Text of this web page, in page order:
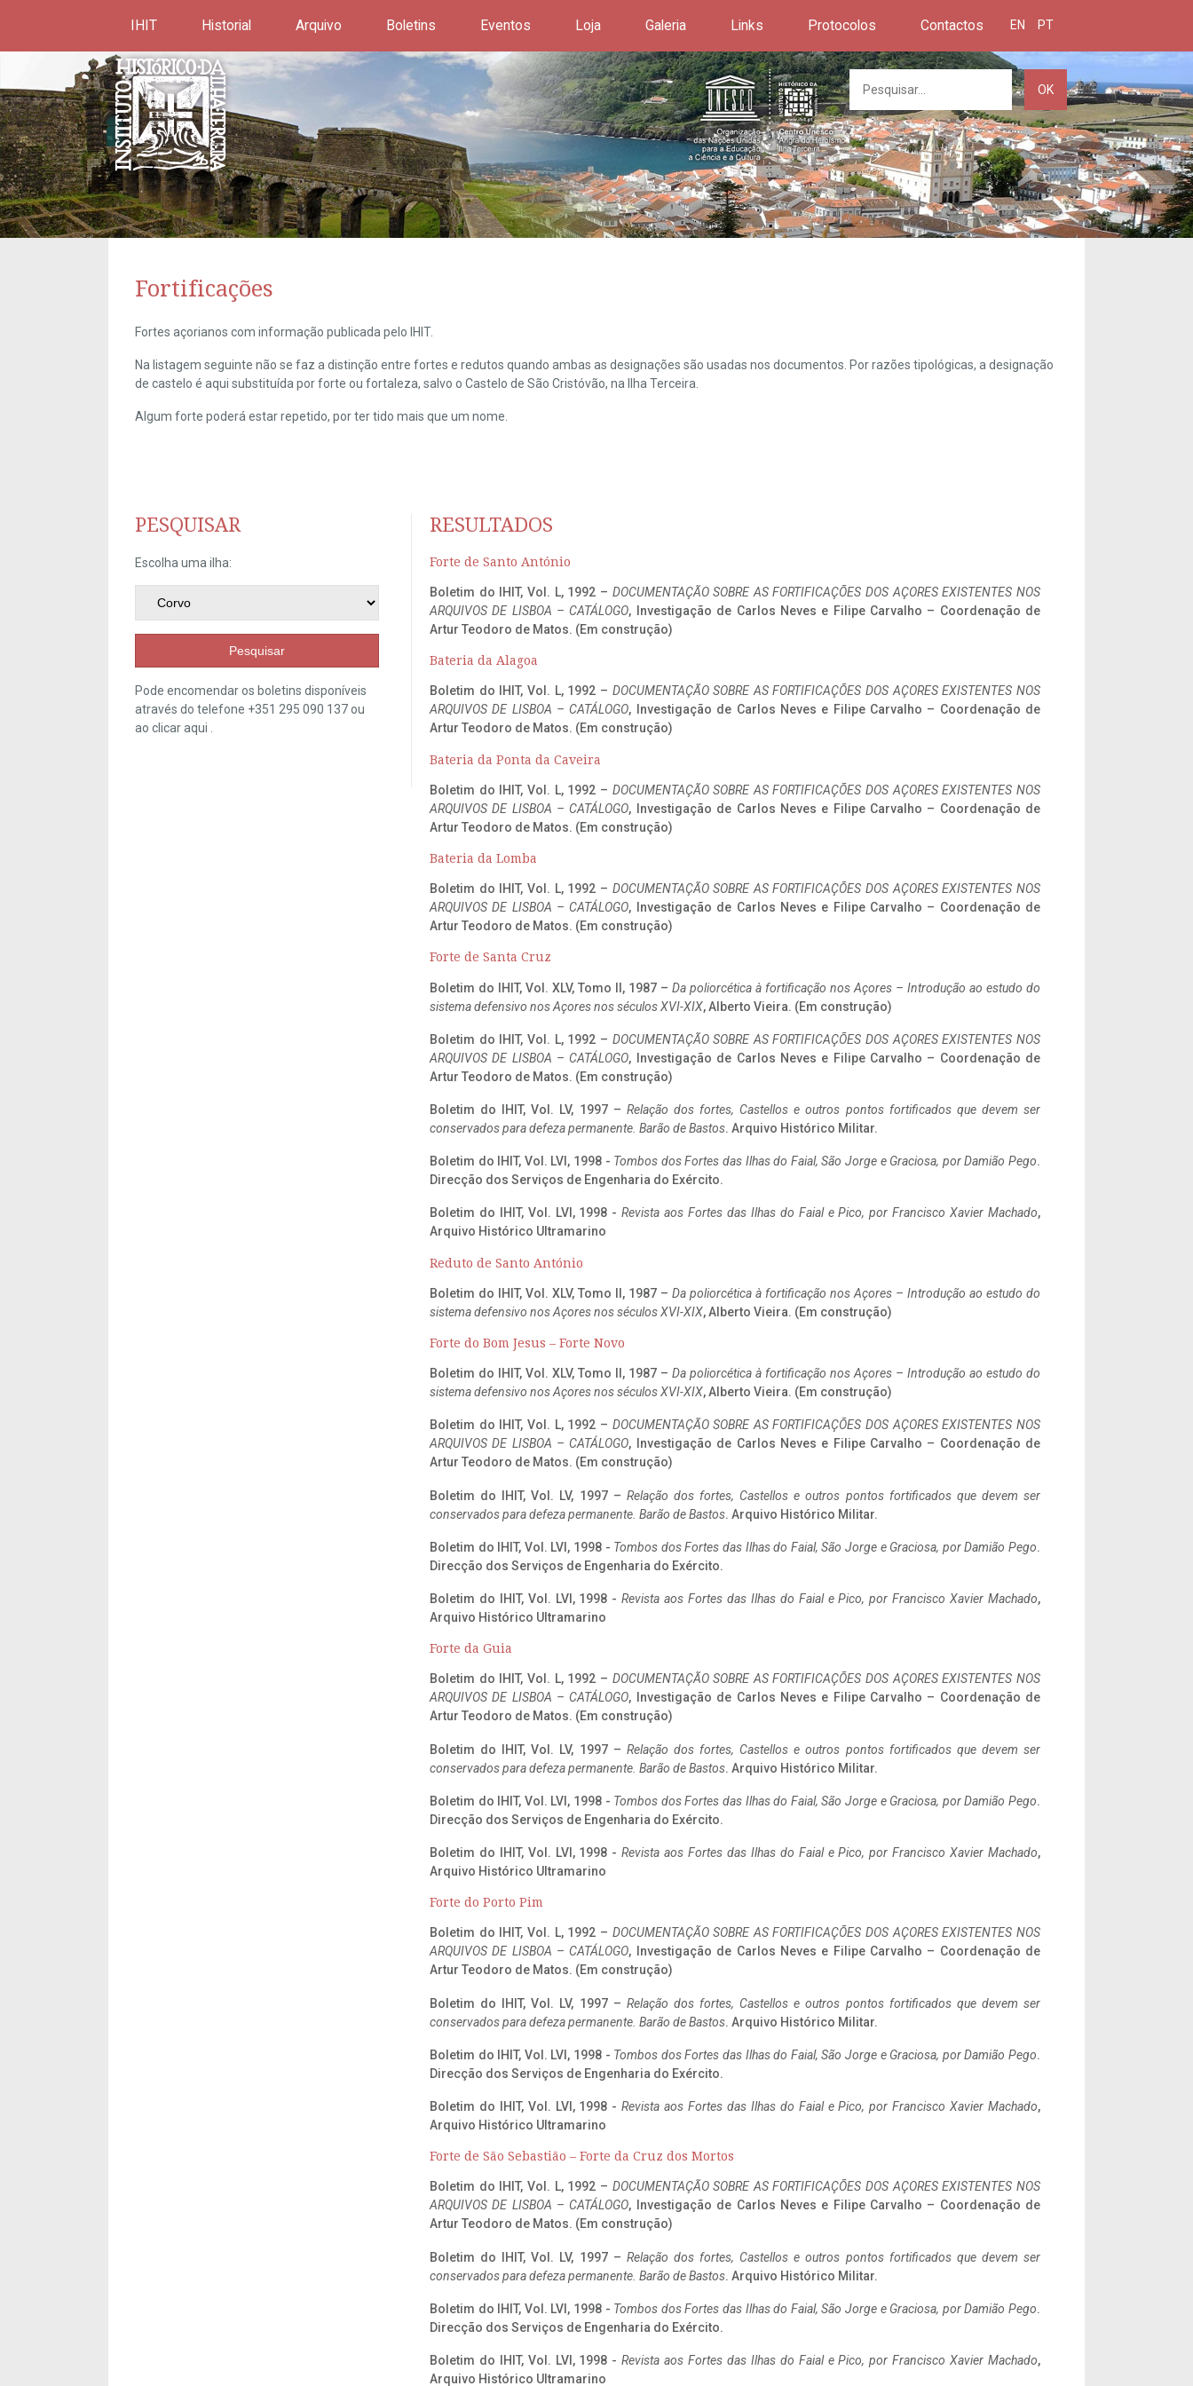
IHIT Historial Arquivo Boletins Eventos Loja Galeria Links Protocolos Contactos EN PT
OK
Fortificações
Fortes açorianos com informação publicada pelo IHIT.
Na listagem seguinte não se faz a distinção entre fortes e redutos quando ambas as designações são usadas nos documentos. Por razões tipológicas, a designação
de castelo é aqui substituída por forte ou fortaleza, salvo o Castelo de São Cristóvão, na Ilha Terceira.
Algum forte poderá estar repetido, por ter tido mais que um nome.
PESQUISAR
Escolha uma ilha:
Pesquisar
Pode encomendar os boletins disponíveis
através do telefone +351 295 090 137 ou
ao clicaraqui
RESULTADOS
Forte de Santo António
Boletim do IHIT, Vol. L, 1992 – DOCUMENTAÇÃO SOBRE AS FORTIFICAÇÕES DOS AÇORES EXISTENTES NOS
ARQUIVOS DE LISBOA – CATÁLOGO, Investigação de Carlos Neves e Filipe Carvalho – Coordenação de
Artur Teodoro de Matos. (Em construção)
Bateria da Alagoa
Boletim do IHIT, Vol. L, 1992 – DOCUMENTAÇÃO SOBRE AS FORTIFICAÇÕES DOS AÇORES EXISTENTES NOS
ARQUIVOS DE LISBOA – CATÁLOGO, Investigação de Carlos Neves e Filipe Carvalho – Coordenação de
Artur Teodoro de Matos. (Em construção)
Bateria da Ponta da Caveira
Boletim do IHIT, Vol. L, 1992 – DOCUMENTAÇÃO SOBRE AS FORTIFICAÇÕES DOS AÇORES EXISTENTES NOS
ARQUIVOS DE LISBOA – CATÁLOGO, Investigação de Carlos Neves e Filipe Carvalho – Coordenação de
Artur Teodoro de Matos. (Em construção)
Bateria da Lomba
Boletim do IHIT, Vol. L, 1992 – DOCUMENTAÇÃO SOBRE AS FORTIFICAÇÕES DOS AÇORES EXISTENTES NOS
ARQUIVOS DE LISBOA – CATÁLOGO, Investigação de Carlos Neves e Filipe Carvalho – Coordenação de
Artur Teodoro de Matos. (Em construção)
Forte de Santa Cruz
Boletim do IHIT, Vol. XLV, Tomo II, 1987 – Da poliorcética à fortificação nos Açores – Introdução ao estudo do
sistema defensivo nos Açores nos séculos XVI-XIX, Alberto Vieira. (Em construção)
Boletim do IHIT, Vol. L, 1992 – DOCUMENTAÇÃO SOBRE AS FORTIFICAÇÕES DOS AÇORES EXISTENTES NOS
ARQUIVOS DE LISBOA – CATÁLOGO, Investigação de Carlos Neves e Filipe Carvalho – Coordenação de
Artur Teodoro de Matos. (Em construção)
Boletim do IHIT, Vol. LV, 1997 – Relação dos fortes, Castellos e outros pontos fortificados que devem ser
conservados para defeza permanente. Barão de Bastos. Arquivo Histórico Militar.
Boletim do IHIT, Vol. LVI, 1998 - Tombos dos Fortes das Ilhas do Faial, São Jorge e Graciosa, por Damião Pego.
Direcção dos Serviços de Engenharia do Exército.
Boletim do IHIT, Vol. LVI, 1998 -Revista aos Fortes das Ilhas do Faial e Pico, por Francisco Xavier Machado,
Arquivo Histórico Ultramarino
Reduto de Santo António
Boletim do IHIT, Vol. XLV, Tomo II, 1987 – Da poliorcética à fortificação nos Açores – Introdução ao estudo do
sistema defensivo nos Açores nos séculos XVI-XIX, Alberto Vieira. (Em construção)
Forte do Bom Jesus – Forte Novo
Boletim do IHIT, Vol. XLV, Tomo II, 1987 – Da poliorcética à fortificação nos Açores – Introdução ao estudo do
sistema defensivo nos Açores nos séculos XVI-XIX, Alberto Vieira. (Em construção)
Boletim do IHIT, Vol. L, 1992 – DOCUMENTAÇÃO SOBRE AS FORTIFICAÇÕES DOS AÇORES EXISTENTES NOS
ARQUIVOS DE LISBOA – CATÁLOGO, Investigação de Carlos Neves e Filipe Carvalho – Coordenação de
Artur Teodoro de Matos. (Em construção)
Boletim do IHIT, Vol. LV, 1997 – Relação dos fortes, Castellos e outros pontos fortificados que devem ser
conservados para defeza permanente. Barão de Bastos. Arquivo Histórico Militar.
Boletim do IHIT, Vol. LVI, 1998 - Tombos dos Fortes das Ilhas do Faial, São Jorge e Graciosa, por Damião Pego.
Direcção dos Serviços de Engenharia do Exército.
Boletim do IHIT, Vol. LVI, 1998 -Revista aos Fortes das Ilhas do Faial e Pico, por Francisco Xavier Machado,
Arquivo Histórico Ultramarino
Forte da Guia
Boletim do IHIT, Vol. L, 1992 – DOCUMENTAÇÃO SOBRE AS FORTIFICAÇÕES DOS AÇORES EXISTENTES NOS
ARQUIVOS DE LISBOA – CATÁLOGO, Investigação de Carlos Neves e Filipe Carvalho – Coordenação de
Artur Teodoro de Matos. (Em construção)
Boletim do IHIT, Vol. LV, 1997 – Relação dos fortes, Castellos e outros pontos fortificados que devem ser
conservados para defeza permanente. Barão de Bastos. Arquivo Histórico Militar.
Boletim do IHIT, Vol. LVI, 1998 - Tombos dos Fortes das Ilhas do Faial, São Jorge e Graciosa, por Damião Pego.
Direcção dos Serviços de Engenharia do Exército.
Boletim do IHIT, Vol. LVI, 1998 -Revista aos Fortes das Ilhas do Faial e Pico, por Francisco Xavier Machado,
Arquivo Histórico Ultramarino
Forte do Porto Pim
Boletim do IHIT, Vol. L, 1992 – DOCUMENTAÇÃO SOBRE AS FORTIFICAÇÕES DOS AÇORES EXISTENTES NOS
ARQUIVOS DE LISBOA – CATÁLOGO, Investigação de Carlos Neves e Filipe Carvalho – Coordenação de
Artur Teodoro de Matos. (Em construção)
Boletim do IHIT, Vol. LV, 1997 – Relação dos fortes, Castellos e outros pontos fortificados que devem ser
conservados para defeza permanente. Barão de Bastos. Arquivo Histórico Militar.
Boletim do IHIT, Vol. LVI, 1998 - Tombos dos Fortes das Ilhas do Faial, São Jorge e Graciosa, por Damião Pego.
Direcção dos Serviços de Engenharia do Exército.
Boletim do IHIT, Vol. LVI, 1998 -Revista aos Fortes das Ilhas do Faial e Pico, por Francisco Xavier Machado,
Arquivo Histórico Ultramarino
Forte de São Sebastião – Forte da Cruz dos Mortos
Boletim do IHIT, Vol. L, 1992 – DOCUMENTAÇÃO SOBRE AS FORTIFICAÇÕES DOS AÇORES EXISTENTES NOS
ARQUIVOS DE LISBOA – CATÁLOGO, Investigação de Carlos Neves e Filipe Carvalho – Coordenação de
Artur Teodoro de Matos. (Em construção)
Boletim do IHIT, Vol. LV, 1997 – Relação dos fortes, Castellos e outros pontos fortificados que devem ser
conservados para defeza permanente. Barão de Bastos. Arquivo Histórico Militar.
Boletim do IHIT, Vol. LVI, 1998 - Tombos dos Fortes das Ilhas do Faial, São Jorge e Graciosa, por Damião Pego.
Direcção dos Serviços de Engenharia do Exército.
Boletim do IHIT, Vol. LVI, 1998 -Revista aos Fortes das Ilhas do Faial e Pico, por Francisco Xavier Machado,
Arquivo Histórico Ultramarino